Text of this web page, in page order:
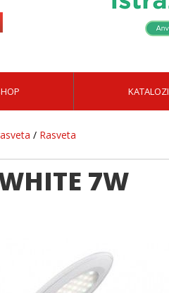
KATALOZI
/ Rasveta
7W